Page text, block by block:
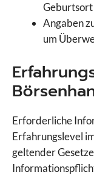
Geburtsort
Angaben
um
Erforderliche
Erfahrungslevel
geltender